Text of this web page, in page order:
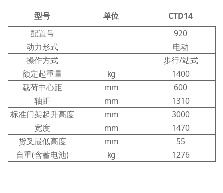
型号
单位
CTD14
配置号
920
动力形式
电动
操作方式
步行/站式
额定起重量
kg
1400
载荷中心距
mm
600
轴距
mm
1310
标准门架起升高度
mm
3000
宽度
mm
1470
货叉最低高度
mm
55
自重(含蓄电池)
kg 1276